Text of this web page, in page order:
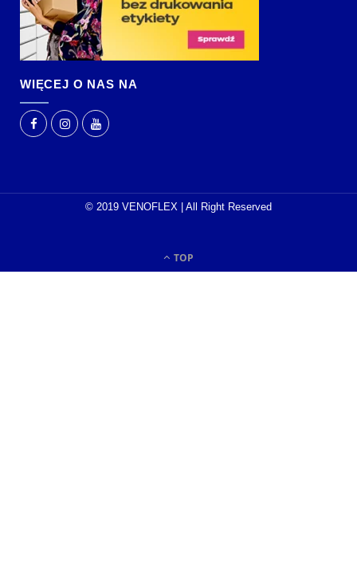
WIĘCEJ O NAS NA
© 2019 VENOFLEX | All Right Reserved
TOP